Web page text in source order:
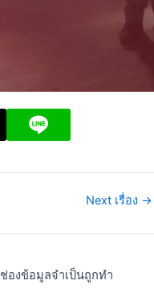
Next เรื่อง →
ช่องข้อมูลจำเป็นถูกทำ